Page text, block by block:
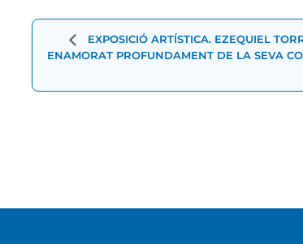
Navegació
d'Esdeveniment
EXPOSICIÓ ARTÍSTICA. EZEQUIEL
ENAMORAT PROFUNDAMENT DE LA SEVA